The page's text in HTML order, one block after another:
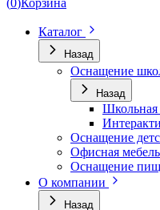
(0)Корзина
Каталог
Назад
Оснащение
Назад
Школьная
Оснащение
Офисная мебель
Оснащение
О компании
Назад